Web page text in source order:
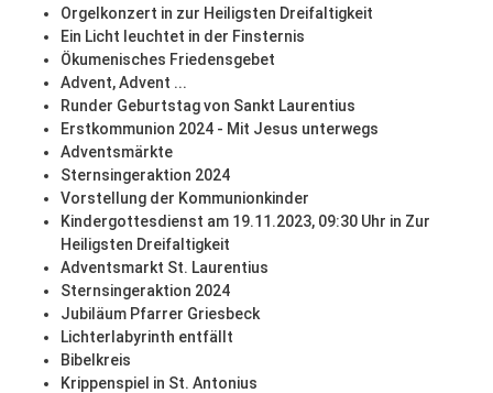
Orgelkonzert in zur Heiligsten Dreifaltigkeit
Ein Licht leuchtet in der Finsternis
Ökumenisches Friedensgebet
Advent, Advent ...
Runder Geburtstag von Sankt Laurentius
Erstkommunion 2024 - Mit Jesus unterwegs
Adventsmärkte
Sternsingeraktion 2024
Vorstellung der Kommunionkinder
Kindergottesdienst am 19.11.2023, 09:30 Uhr in Zur
Heiligsten Dreifaltigkeit
Adventsmarkt St. Laurentius
Sternsingeraktion 2024
Jubiläum Pfarrer Griesbeck
Lichterlabyrinth entfällt
Bibelkreis
Krippenspiel in St. Antonius